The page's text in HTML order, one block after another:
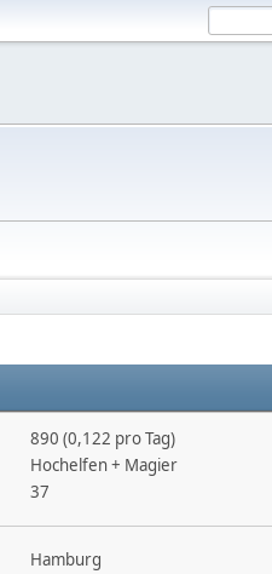
890 (0,122 pro Tag)
Hochelfen + Magier
37
Hamburg